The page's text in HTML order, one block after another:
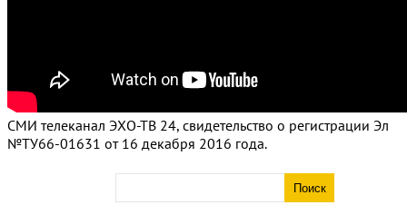
СМИ телеканал ЭХО-ТВ 24, свидетельство о регистрации Эл
№ТУ66-01631 от 16 декабря 2016 года.